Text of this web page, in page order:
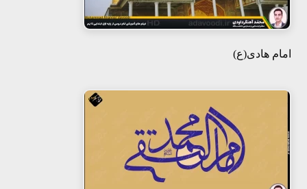
هفتم
هشتم
نهم
امام هادی(ع)